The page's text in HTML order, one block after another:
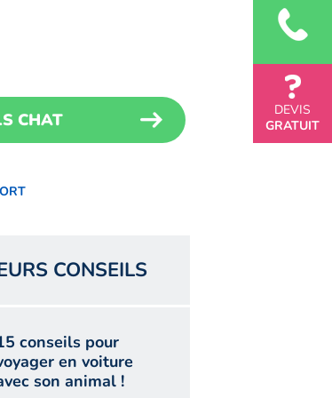
CHAT
CONSEILS
conseils pour
en voiture
son animal !
DEVIS
GRATUIT